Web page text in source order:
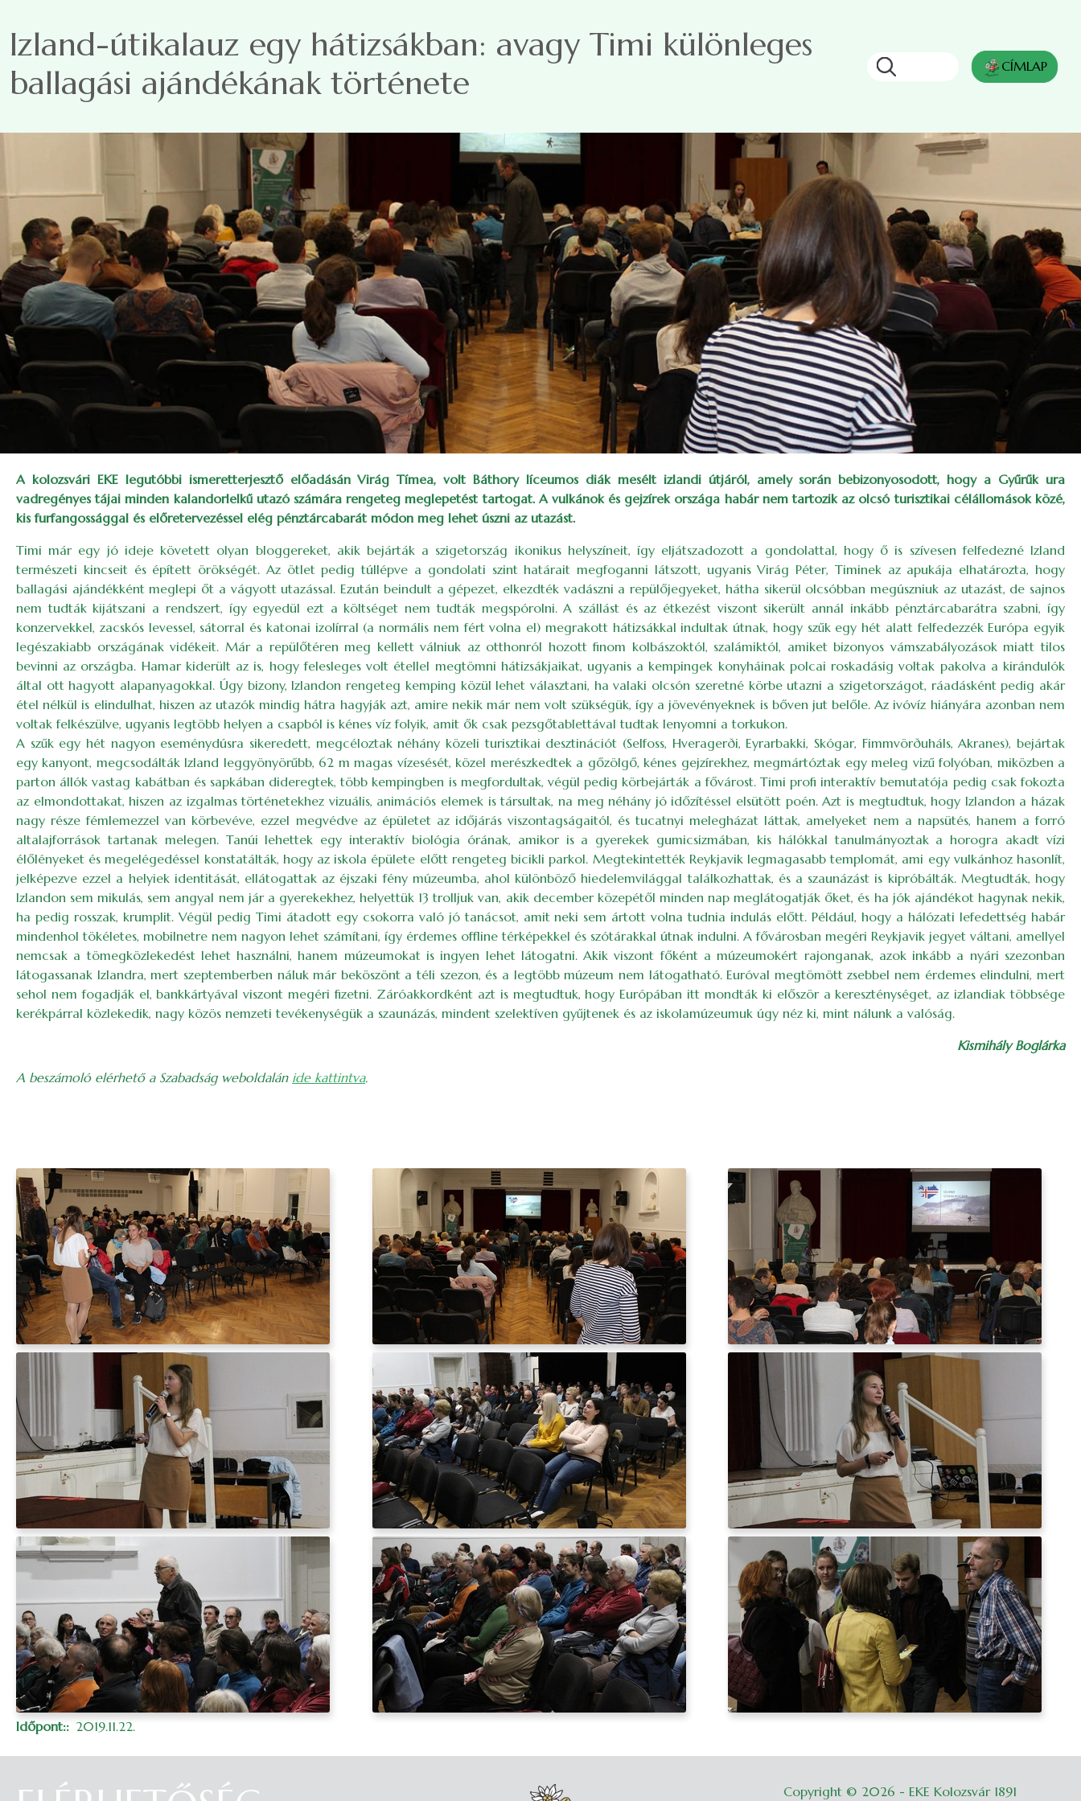
Izland-útikalauz egy hátizsákban: avagy Timi különleges
ballagási ajándékának története
CÍMLAP
A kolozsvári EKE legutóbbi ismeretterjesztő előadásán Virág Tímea, volt Báthory líceumos diák mesélt izlandi útjáról, amely során bebizonyosodott, hogy a Gyűrűk ura
vadregényes tájai minden kalandorlelkű utazó számára rengeteg meglepetést tartogat. A vulkánok és gejzírek országa habár nem tartozik az olcsó turisztikai célállomások közé,
kis furfangossággal és előretervezéssel elég pénztárcabarát módon meg lehet úszni az utazást.
Timi már egy jó ideje követett olyan bloggereket, akik bejárták a szigetország ikonikus helyszíneit, így eljátszadozott a gondolattal, hogy ő is szívesen felfedezné Izland
természeti kincseit és épített örökségét. Az ötlet pedig túllépve a gondolati szint határait megfoganni látszott, ugyanis Virág Péter, Timinek az apukája elhatározta, hogy
ballagási ajándékként meglepi őt a vágyott utazással. Ezután beindult a gépezet, elkezdték vadászni a repülőjegyeket, hátha sikerül olcsóbban megúszniuk az utazást, de sajnos
nem tudták kijátszani a rendszert, így egyedül ezt a költséget nem tudták megspórolni. A szállást és az étkezést viszont sikerült annál inkább pénztárcabarátra szabni, így
konzervekkel, zacskós levessel, sátorral és katonai izolírral (a normális nem fért volna el) megrakott hátizsákkal indultak útnak, hogy szűk egy hét alatt felfedezzék Európa egyik
legészakiabb országának vidékeit. Már a repülőtéren meg kellett válniuk az otthonról hozott finom kolbászoktól, szalámiktól, amiket bizonyos vámszabályozások miatt tilos
bevinni az országba. Hamar kiderült az is, hogy felesleges volt étellel megtömni hátizsákjaikat, ugyanis a kempingek konyháinak polcai roskadásig voltak pakolva a kirándulók
által ott hagyott alapanyagokkal. Úgy bizony, Izlandon rengeteg kemping közül lehet választani, ha valaki olcsón szeretné körbe utazni a szigetországot, ráadásként pedig akár
étel nélkül is elindulhat, hiszen az utazók mindig hátra hagyják azt, amire nekik már nem volt szükségük, így a jövevényeknek is bőven jut belőle. Az ivóvíz hiányára azonban nem
voltak felkészülve, ugyanis legtöbb helyen a csapból is kénes víz folyik, amit ők csak pezsgőtablettával tudtak lenyomni a torkukon.
A szűk egy hét nagyon eseménydúsra sikeredett, megcéloztak néhány közeli turisztikai desztinációt (Selfoss, Hveragerði, Eyrarbakki, Skógar, Fimmvörðuháls, Akranes), bejártak
egy kanyont, megcsodálták Izland leggyönyörűbb, 62 m magas vízesését, közel merészkedtek a gőzölgő, kénes gejzírekhez, megmártóztak egy meleg vizű folyóban, miközben a
parton állók vastag kabátban és sapkában dideregtek, több kempingben is megfordultak, végül pedig körbejárták a fővárost. Timi profi interaktív bemutatója pedig csak fokozta
az elmondottakat, hiszen az izgalmas történetekhez vizuális, animációs elemek is társultak, na meg néhány jó időzítéssel elsütött poén. Azt is megtudtuk, hogy Izlandon a házak
nagy része fémlemezzel van körbevéve, ezzel megvédve az épületet az időjárás viszontagságaitól, és tucatnyi melegházat láttak, amelyeket nem a napsütés, hanem a forró
altalajforrások tartanak melegen. Tanúi lehettek egy interaktív biológia órának, amikor is a gyerekek gumicsizmában, kis hálókkal tanulmányoztak a horogra akadt vízi
élőlényeket és megelégedéssel konstatálták, hogy az iskola épülete előtt rengeteg bicikli parkol. Megtekintették Reykjavik legmagasabb templomát, ami egy vulkánhoz hasonlít,
jelképezve ezzel a helyiek identitását, ellátogattak az éjszaki fény múzeumba, ahol különböző hiedelemvilággal találkozhattak, és a szaunázást is kipróbálták. Megtudták, hogy
Izlandon sem mikulás, sem angyal nem jár a gyerekekhez, helyettük 13 trolljuk van, akik december közepétől minden nap meglátogatják őket, és ha jók ajándékot hagynak nekik,
ha pedig rosszak, krumplit. Végül pedig Timi átadott egy csokorra való jó tanácsot, amit neki sem ártott volna tudnia indulás előtt. Például, hogy a hálózati lefedettség habár
mindenhol tökéletes, mobilnetre nem nagyon lehet számítani, így érdemes offline térképekkel és szótárakkal útnak indulni. A fővárosban megéri Reykjavik jegyet váltani, amellyel
nemcsak a tömegközlekedést lehet használni, hanem múzeumokat is ingyen lehet látogatni. Akik viszont főként a múzeumokért rajonganak, azok inkább a nyári szezonban
látogassanak Izlandra, mert szeptemberben náluk már beköszönt a téli szezon, és a legtöbb múzeum nem látogatható. Euróval megtömött zsebbel nem érdemes elindulni, mert
sehol nem fogadják el, bankkártyával viszont megéri fizetni. Záróakkordként azt is megtudtuk, hogy Európában itt mondták ki először a kereszténységet, az izlandiak többsége
kerékpárral közlekedik, nagy közös nemzeti tevékenységük a szaunázás, mindent szelektíven gyűjtenek és az iskolamúzeumuk úgy néz ki, mint nálunk a valóság.
Kismihály Boglárka
A beszámoló elérhető a Szabadság weboldalán ide kattintva.
Időpont: 2019.11.22.
Copyright © 2026 - EKE Kolozsvár 1891